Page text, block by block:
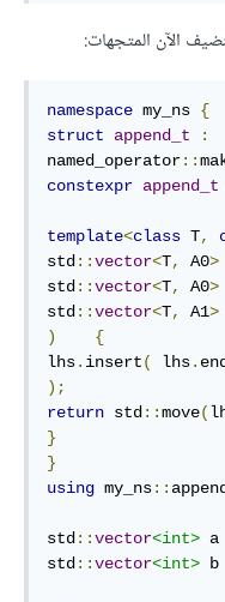
الآن المتجهات:
namespace my_ns {
struct
append_t
:
named_operator::
constexpr append_t
template<class T,
std ::vector<T, A0>
std ::vector<T, A0>
std ::vector<T, A1>
)
{
lhs. insert( lhs. end
);
return std ::move(
}
}
using my_ns:: append
std ::vector<int> a
std ::vector<int> b